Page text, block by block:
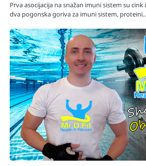
Prva asocijacija na snažan imuni sistem su
dva pogonska goriva za imuni sistem,